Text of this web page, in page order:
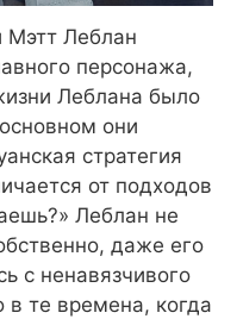
Мэтт Леблан
персонажа,
Леблана было
они
стратегия
от подходов
Леблан не
даже его
с ненавязчивого
в те времена, когда